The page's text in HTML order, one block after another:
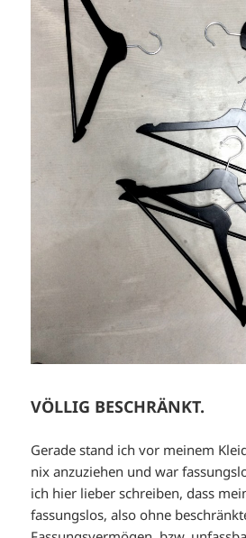
VÖLLIG BESCHRÄNKT.
Gerade stand ich vor meinem
nix anzuziehen und war
ich hier lieber schreiben, dass
fassungslos, also ohne